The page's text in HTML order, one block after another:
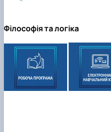
Філософія та логіка